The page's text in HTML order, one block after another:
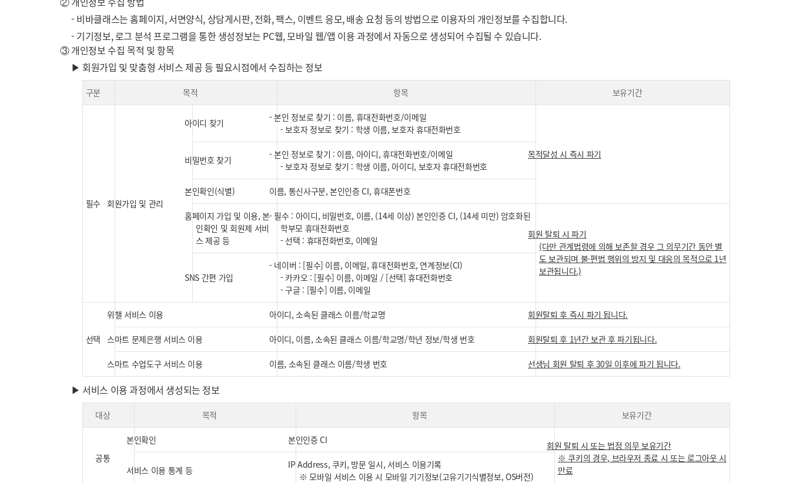
- 비바클래스는 홈페이지, 서면양식, 상담게시판, 전화, 팩스, 이벤트 응모, 배송 요청 등의 방법으로 이용자의 개인정보를 수집합니다.
- 기기정보, 로그 분석 프로그램을 통한 생성정보는 PC웹, 모바일 웹/앱 이용 과정에서 자동으로 생성되어 수집될 수 있습니다.
③ 개인정보 수집 목적 및 항목
▶ 회원가입 및 맞춤형 서비스 제공 등 필요시점에서 수집하는 정보
구분 목적 항목 보유기간
필수 회원가입 및 관리
아이디 찾기
- 본인 정보로 찾기 : 이름, 휴대전화번호/이메일
- 보호자 정보로 찾기 : 학생 이름, 보호자 휴대전화번호
목적달성 시 즉시 파기
비밀번호 찾기
- 본인 정보로 찾기 : 이름, 아이디, 휴대전화번호/이메일
- 보호자 정보로 찾기 : 학생 이름, 아이디, 보호자 휴대전화번호
본인확인(식별) 이름, 통신사구분, 본인인증 CI, 휴대폰번호
홈페이지 가입 및 이용, 본
인확인 및 회원제 서비
스 제공 등
- 필수 : 아이디, 비밀번호, 이름, (14세 이상) 본인인증 CI, (14세 미만) 암호화된
학부모 휴대전화번호
- 선택 : 휴대전화번호, 이메일
회원 탈퇴 시 파기
(다만 관계법령에 의해 보존할 경우 그 의무기간 동안 별
도 보관되며 불·편법 행위의 방지 및 대응의 목적으로 1년
보관됩니다.)
SNS 간편 가입
- 네이버 : [필수] 이름, 이메일, 휴대전화번호, 연계정보(CI)
- 카카오 : [필수] 이름, 이메일 / [선택] 휴대전화번호
- 구글 : [필수] 이름, 이메일
선택
위챌 서비스 이용 아이디, 소속된 클래스 이름/학교명 회원탈퇴 후 즉시 파기 됩니다.
스마트 문제은행 서비스 이용 아이디, 이름, 소속된 클래스 이름/학교명/학년 정보/학생 번호 회원탈퇴 후 1년간 보관 후 파기됩니다.
스마트 수업도구 서비스 이용 이름, 소속된 클래스 이름/학생 번호 선생님 회원 탈퇴 후 30일 이후에 파기 됩니다.
▶ 서비스 이용 과정에서 생성되는 정보
대상 목적 항목 보유기간
공통
본인확인 본인인증 CI
회원 탈퇴 시 또는 법정 의무 보유기간
※ 쿠키의 경우, 브라우저 종료 시 또는 로그아웃 시
만료
서비스 이용 통계 등
IP Address, 쿠키, 방문 일시, 서비스 이용기록
※ 모바일 서비스 이용 시 모바일 기기정보(고유기기식별정보, OS버전)